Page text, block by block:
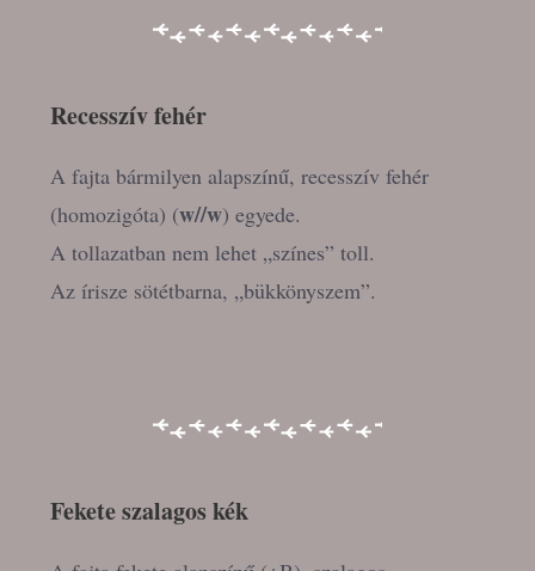
Recesszív fehér
A fajta bármilyen alapszínű, recesszív fehér
(homozigóta) (w//w) egyede.
A tollazatban nem lehet „színes” toll.
Az írisze sötétbarna, „bükkönyszem”.
Fekete szalagos kék